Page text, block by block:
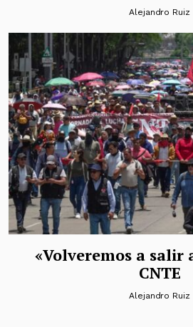
Alejandro Ruiz
«Volveremos a salir
CNTE
Alejandro Ruiz